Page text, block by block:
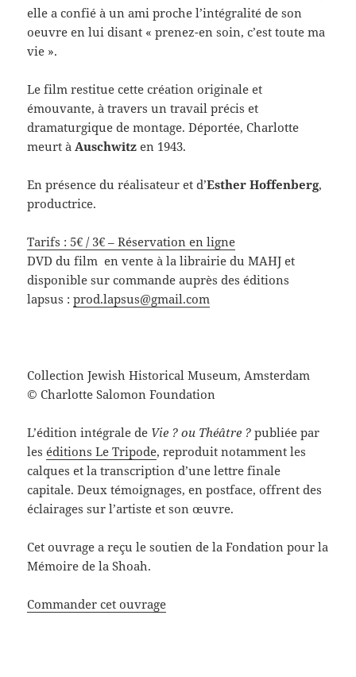
elle a confié à un ami proche l’intégralité de son
oeuvre en lui disant « prenez-en soin, c’est toute ma
vie ».
Le film restitue cette création originale et
émouvante, à travers un travail précis et
dramaturgique de montage. Déportée, Charlotte
meurt à Auschwitz en 1943.
En présence du réalisateur et d’Esther Hoffenberg,
productrice.
Tarifs : 5€ / 3€ – Réservation en ligne
DVD du film en vente à la librairie du MAHJ et
disponible sur commande auprès des éditions
lapsus :prod.lapsus@gmail.com
Collection Jewish Historical Museum, Amsterdam
© Charlotte Salomon Foundation
L’édition intégrale de Vie ? ou Théâtre ? publiée par
leséditions Le Tripode, reproduit notamment les
calques et la transcription d’une lettre finale
capitale. Deux témoignages, en postface, offrent des
éclairages sur l’artiste et son œuvre.
Cet ouvrage a reçu le soutien de la Fondation pour la
Mémoire de la Shoah.
Commander cet ouvrage